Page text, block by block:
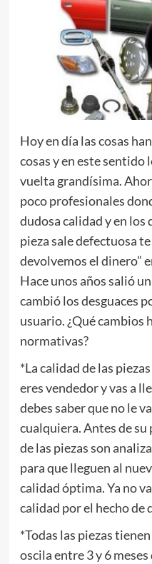
Hoy en día las cosas
cosas y en este sentido
vuelta grandísima.
poco profesionales
dudosa calidad y en los
pieza sale defectuosa
devolvemos el dinero”
Hace unos años salió
cambió los desguaces
usuario. ¿Qué cambios
normativas?
*La calidad de las
eres vendedor y vas a
debes saber que no le
cualquiera. Antes de su
de las piezas son
para que lleguen al
calidad óptima. Ya no
calidad por el hecho de
*Todas las piezas
oscila entre 3 y 6